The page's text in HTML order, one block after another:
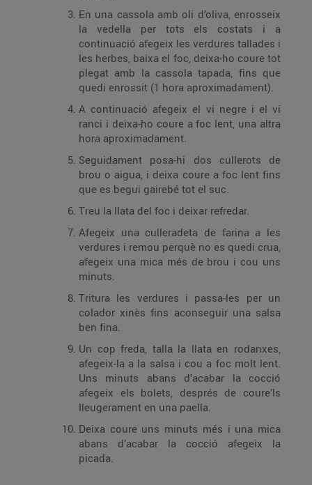
En una cassola amb oli d’oliva, enrosseix
la vedella per tots els costats i a
continuació afegeix les verdures tallades i
les herbes, baixa el foc, deixa-ho coure tot
plegat amb la cassola tapada, fins que
quedi enrossit (1 hora aproximadament).
A continuació afegeix el vi negre i el vi
ranci i deixa-ho coure a foc lent, una altra
hora aproximadament.
Seguidament posa-hi dos cullerots de
brou o aigua, i deixa coure a foc lent fins
que es begui gairebé tot el suc.
Treu la llata del foc i deixar refredar.
Afegeix una culleradeta de farina a les
verdures i remou perquè no es quedi crua,
afegeix una mica més de brou i cou uns
minuts.
Tritura les verdures i passa-les per un
colador xinès fins aconseguir una salsa
ben fina.
Un cop freda, talla la llata en rodanxes,
afegeix-la a la salsa i cou a foc molt lent.
Uns minuts abans d’acabar la cocció
afegeix els bolets, després de coure’ls
lleugerament en una paella.
Deixa coure uns minuts més i una mica
abans d’acabar la cocció afegeix la
picada.